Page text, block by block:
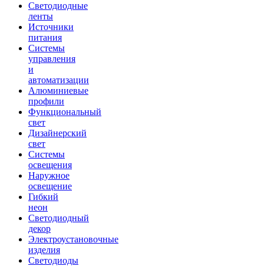
Светодиодные
ленты
Источники
питания
Системы
управления
и
автоматизации
Алюминиевые
профили
Функциональный
свет
Дизайнерский
свет
Системы
освещения
Наружное
освещение
Гибкий
неон
Светодиодный
декор
Электроустановочные
изделия
Светодиоды